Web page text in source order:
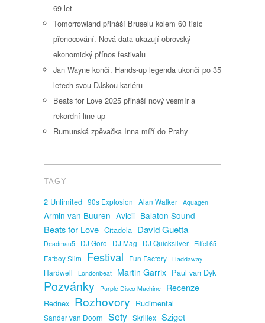
69 let
Tomorrowland přináší Bruselu kolem 60 tisíc
přenocování. Nová data ukazují obrovský
ekonomický přínos festivalu
Jan Wayne končí. Hands-up legenda ukončí po 35
letech svou DJskou kariéru
Beats for Love 2025 přináší nový vesmír a
rekordní line-up
Rumunská zpěvačka Inna míří do Prahy
TAGY
2 Unlimited 90s Explosion Alan Walker Aquagen
Armin van Buuren Avicii Balaton Sound
Beats for Love Citadela David Guetta
Deadmau5 DJ Goro DJ Mag DJ Quicksilver Eiffel 65
Fatboy Slim Festival Fun Factory Haddaway
Hardwell Londonbeat Martin Garrix Paul van Dyk
Pozvánky Purple Disco Machine Recenze
Rednex Rozhovory Rudimental
Sander van Doorn Sety Skrillex Sziget